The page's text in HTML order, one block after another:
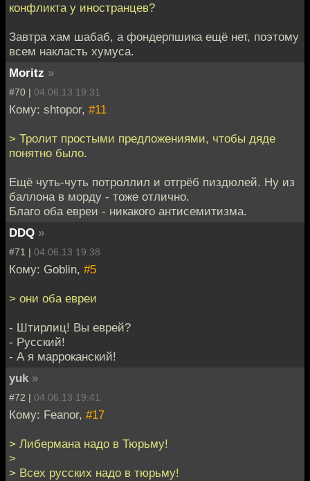
конфликта у иностранцев?
Завтра хам шабаб, а фондерпшика ещё нет, поэтому
всем накласть хумуса.
Moritz »
#70 | 04.06.13 19:31
Кому: shtopor, #11
> Тролит простыми предложениями, чтобы дяде
понятно было.
Ещё чуть-чуть потроллил и отгрёб пиздюлей. Ну из
баллона в морду - тоже отлично.
Благо оба евреи - никакого антисемитизма.
DDQ »
#71 | 04.06.13 19:38
Кому: Goblin, #5
> они оба евреи
- Штирлиц! Вы еврей?
- Русский!
- А я марроканский!
yuk »
#72 | 04.06.13 19:41
Кому: Feanor, #17
> Либермана надо в Тюрьму!
>
> Всех русских надо в тюрьму!